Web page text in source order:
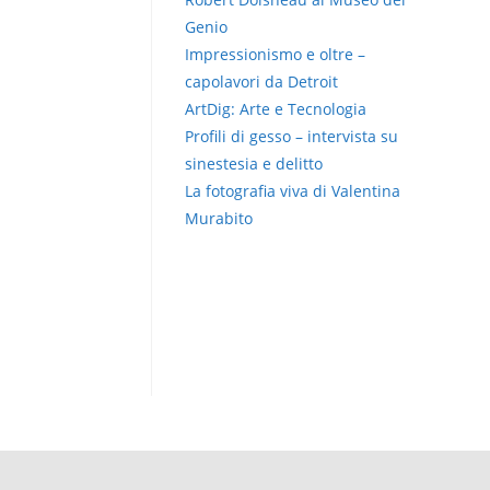
Genio
Impressionismo e oltre –
capolavori da Detroit
ArtDig: Arte e Tecnologia
Profili di gesso – intervista su
sinestesia e delitto
La fotografia viva di Valentina
Murabito